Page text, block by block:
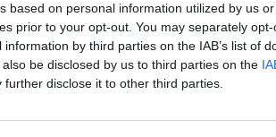
based on personal information utilized by us
prior to your opt-out. You may separately
by third parties on the IAB’s list of
be disclosed by us to third parties on the
further disclose it to other third parties.